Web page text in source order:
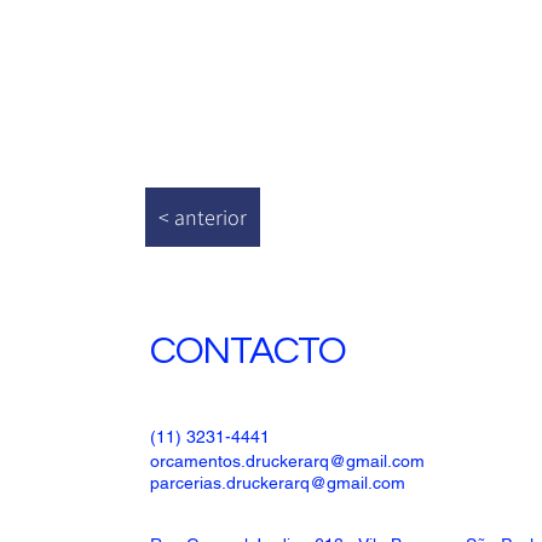
< anterior
CONTACTO
(11) 3231-4441
orcamentos.druckerarq@gmail.com
parcerias.druckerarq@gmail.com